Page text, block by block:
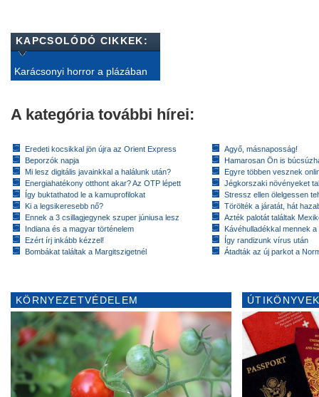
KAPCSOLÓDÓ CIKKEK:
Karácsonyi horror a plázában
A kategória további hírei:
Eredeti kocsikkal jön újra az Orient Express
Beporzók napja
Mi lesz digitális javainkkal a halálunk után?
Energiahatékony otthont akar? Az OTP lépett
Így buktathatod le a kamuprofilokat
Ki a legsikeresebb nő?
Ennek a 3 csillagjegynek szuper júniusa lesz
Indiana és a magyar történelem
Ezért írj inkább kézzel!
Bombákat találtak a Margitszigetnél
Agyő, másnaposság!
Hamarosan Ön is
Egyre többen vesznek
Jégkorszaki növényeket
Stressz ellen ölelgessen
Törölték a járatát, hát
Azték palotát találtak
Kávéhulladékkal mennek
Így randizunk vírus után
Átadták az új parkot a
KÖRNYEZETVÉDELEM